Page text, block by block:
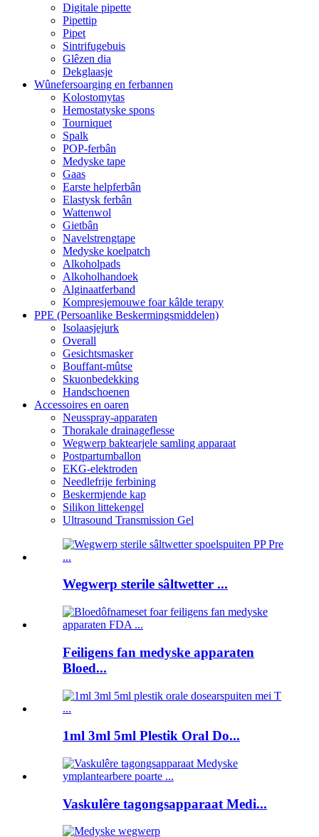
Digitale pipette
Pipettip
Pipet
Sintrifugebuis
Glêzen dia
Dekglaasje
Wûnefersoarging en ferbannen
Kolostomytas
Hemostatyske spons
Tourniquet
Spalk
POP-ferbân
Medyske tape
Gaas
Earste helpferbân
Elastysk ferbân
Wattenwol
Gietbân
Navelstrengtape
Medyske koelpatch
Alkoholpads
Alkoholhandoek
Alginaatferband
Kompresjemouwe foar kâlde terapy
PPE (Persoanlike Beskermingsmiddelen)
Isolaasjejurk
Overall
Gesichtsmasker
Bouffant-mûtse
Skuonbedekking
Handschoenen
Accessoires en oaren
Neusspray-apparaten
Thorakale drainageflesse
Wegwerp baktearjele samling apparaat
Postpartumballon
EKG-elektroden
Needlefrije ferbining
Beskermjende kap
Silikon littekengel
Ultrasound Transmission Gel
Wegwerp sterile sâltwetter ...
Feiligens fan medyske apparaten
Bloed...
1ml 3ml 5ml Plestik Oral Do...
Vaskulêre tagongsapparaat Medi...